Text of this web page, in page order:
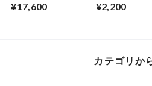
Pants Gray
¥17,600 ¥2,200
カテゴリか